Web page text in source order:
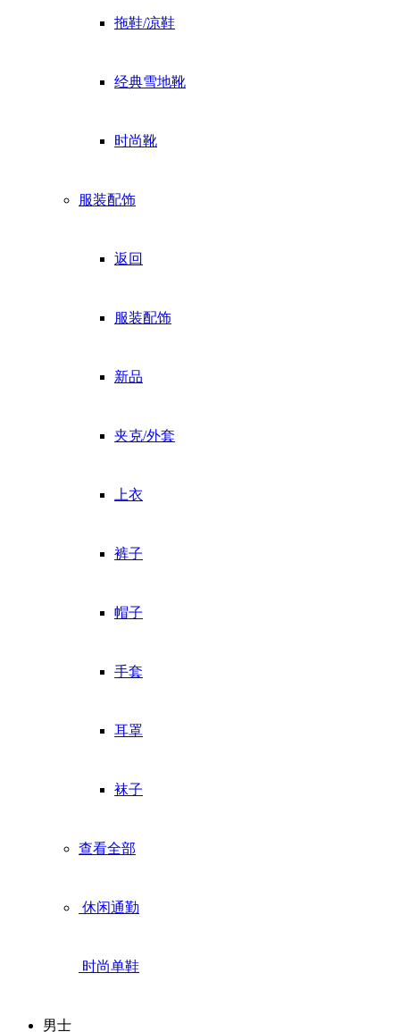
拖鞋/凉鞋
经典雪地靴
时尚靴
服装配饰
返回
服装配饰
新品
夹克/外套
上衣
裤子
帽子
手套
耳罩
袜子
查看全部
休闲通勤
时尚单鞋
男士